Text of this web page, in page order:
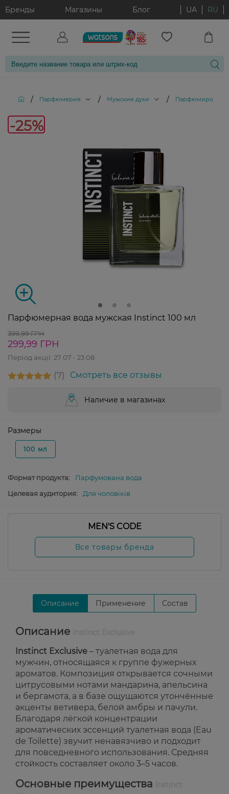
Бренды Магазины Блог UA RU
/ Парфюмерия / Мужские духи /
-25%
Парфюмерная вода мужская Instinct 100 мл
399,99 ГРН
299,99 ГРН
Період акції: 27 07 - 23 08
7 Смотреть все отзывы
Наличие в магазинах
Размеры
100 мл
Формат продукта:
Парфумована вода
Целевая аудитория:
Для чоловіків
MEN'S CODE
Все товары бренда
Описание Применение Состав
Описание
Instinct Exclusive – туалетная вода для
мужчин, относящаяся к группе фужерных
ароматов. Композиция открывается сочными
цитрусовыми нотами мандарина, апельсина
и бергамота, а в базе ощущаются утончённые
акценты ветивера, белой амбры и пачули.
Благодаря лёгкой концентрации
ароматических эссенций туалетная вода (Eau
de Toilette) звучит ненавязчиво и подходит
для повседневного использования. Средняя
стойкость составляет около 3–5 часов.
Основные преимущества